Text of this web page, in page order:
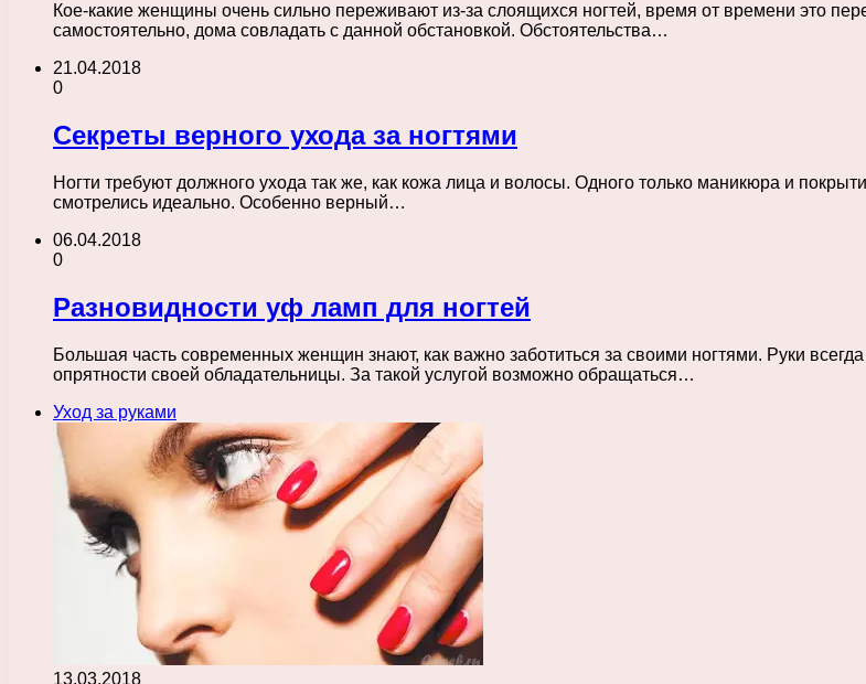
Кое-какие женщины очень сильно переживают из-за слоящихся ногтей, время от времени это
самостоятельно, дома совладать с данной обстановкой. Обстоятельства…
21.04.2018
0
Секреты верного ухода за ногтями
Ногти требуют должного ухода так же, как кожа лица и волосы. Одного только маникюра и
смотрелись идеально. Особенно верный…
06.04.2018
0
Разновидности уф ламп для ногтей
Большая часть современных женщин знают, как важно заботиться за своими ногтями. Руки
опрятности своей обладательницы. За такой услугой возможно обращаться…
Уход за руками
13.03.2018